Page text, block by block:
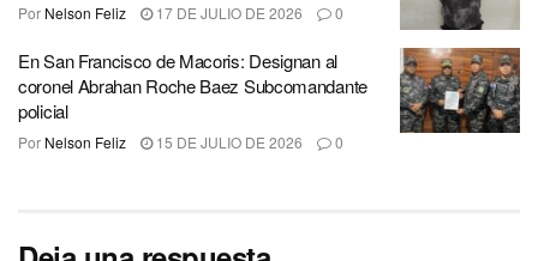
Por Nelson Feliz 17 DE JULIO DE 2026 0
En San Francisco de Macoris: Designan al
coronel Abrahan Roche Baez Subcomandante
policial
Por Nelson Feliz 15 DE JULIO DE 2026 0